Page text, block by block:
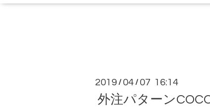
2019 / 04 / 07 16:14
外注パターン